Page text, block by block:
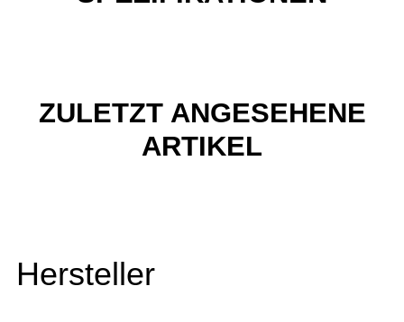
ZULETZT ANGESEHENE
ARTIKEL
Hersteller